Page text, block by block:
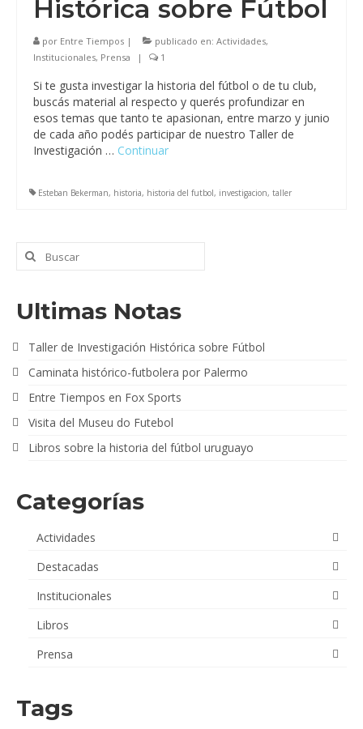
Histórica sobre Fútbol
por Entre Tiempos | publicado en: Actividades,
Institucionales, Prensa | 1
Si te gusta investigar la historia del fútbol o de tu club,
buscás material al respecto y querés profundizar en
esos temas que tanto te apasionan, entre marzo y junio
de cada año podés participar de nuestro Taller de
Investigación … Continuar
Esteban Bekerman, historia, historia del futbol, investigacion, taller
Buscar
por:
Ultimas Notas
Taller de Investigación Histórica sobre Fútbol
Caminata histórico-futbolera por Palermo
Entre Tiempos en Fox Sports
Visita del Museu do Futebol
Libros sobre la historia del fútbol uruguayo
Categorías
Actividades
Destacadas
Institucionales
Libros
Prensa
Tags